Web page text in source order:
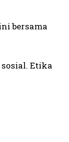
bersama
Etika